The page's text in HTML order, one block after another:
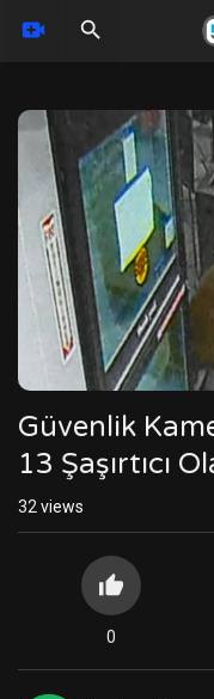
Video
Player
Güvenlik
13 Şaşırtıcı
32 views
0